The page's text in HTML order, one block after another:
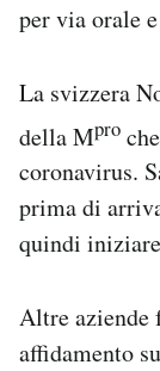
per via orale
La svizzera
della Mpro
coronavirus.
prima di
quindi
Altre aziende
affidamento